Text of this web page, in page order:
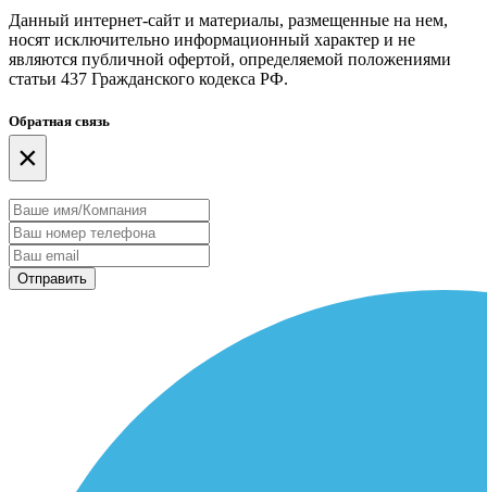
Данный интернет-сайт и материалы, размещенные на нем,
носят исключительно информационный характер и не
являются публичной офертой, определяемой положениями
статьи 437 Гражданского кодекса РФ.
Обратная связь
×
Отправить